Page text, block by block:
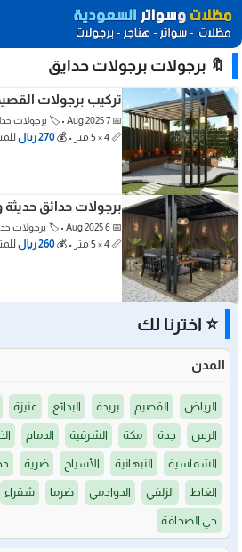
🔖 برجولات برجولات حدايق
تركيب برجولات
📅 7 Aug 2025 • 🏷️ برجولات حدايق • 👤 admin • 📍 القصيم
📏 4 × 5 متر • 💰 270 ريال
برجولات حدائق
📅 6 Aug 2025 • 🏷️ برجولات حدايق • 👤 admin • 📍 البكيرية
📏 4 × 5 متر • 💰 260 ريال
⭐ اخترنا لك
المدن
الرياض القصيم بريدة البدائع عنيزة
الرس جدة مكة الشرقية الدمام
الشماسية النبهانية الأسياح ضرية
الغاط الزلفي الدوادمي ضرما شقراء
حي الصحافة